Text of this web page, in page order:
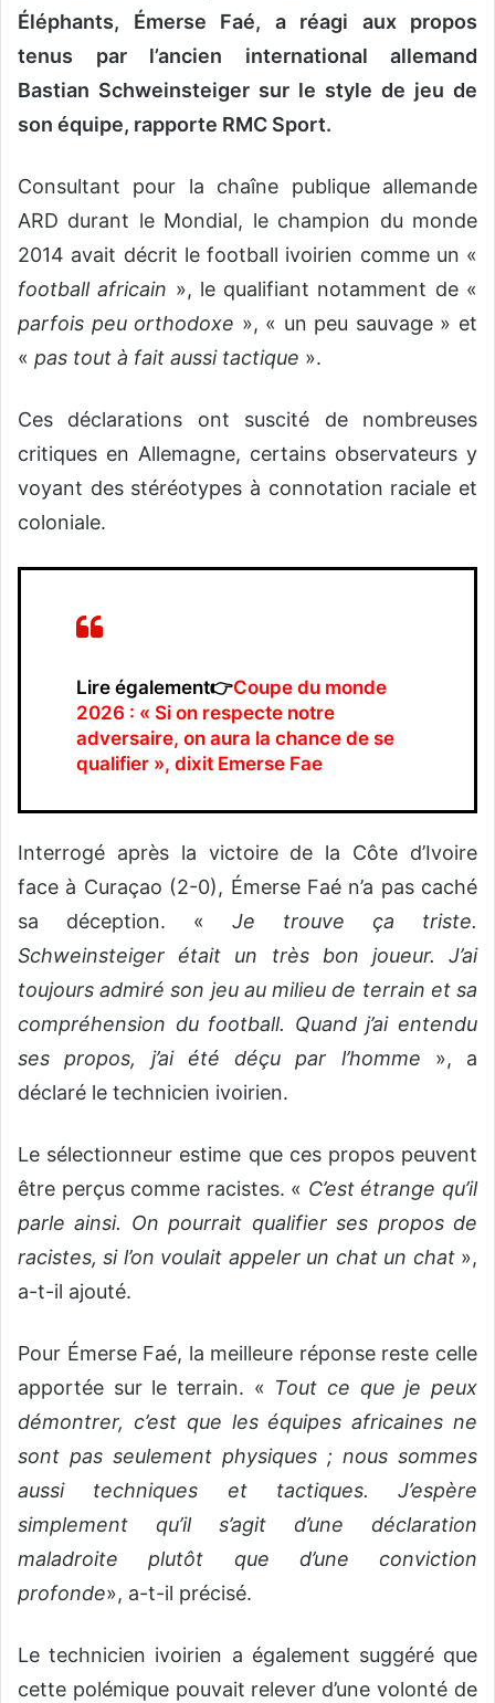
Éléphants, Émerse Faé, a réagi aux propos
tenus par l’ancien international allemand
Bastian Schweinsteiger sur le style de jeu de
son équipe, rapporte RMC Sport.
Consultant pour la chaîne publique allemande
ARD durant le Mondial, le champion du monde
2014 avait décrit le football ivoirien comme un «
football africain », le qualifiant notamment de «
parfois peu orthodoxe », « un peu sauvage » et
« pas tout à fait aussi tactique ».
Ces déclarations ont suscité de nombreuses
critiques en Allemagne, certains observateurs y
voyant des stéréotypes à connotation raciale et
coloniale.
Lire également👉Coupe du monde
2026 : « Si on respecte notre
adversaire, on aura la chance de se
qualifier », dixit Emerse Fae
Interrogé après la victoire de la Côte d’Ivoire
face à Curaçao (2-0), Émerse Faé n’a pas caché
sa déception. « Je trouve ça triste.
Schweinsteiger était un très bon joueur. J’ai
toujours admiré son jeu au milieu de terrain et sa
compréhension du football. Quand j’ai entendu
ses propos, j’ai été déçu par l’homme », a
déclaré le technicien ivoirien.
Le sélectionneur estime que ces propos peuvent
être perçus comme racistes. « C’est étrange qu’il
parle ainsi. On pourrait qualifier ses propos de
racistes, si l’on voulait appeler un chat un chat »,
a-t-il ajouté.
Pour Émerse Faé, la meilleure réponse reste celle
apportée sur le terrain. « Tout ce que je peux
démontrer, c’est que les équipes africaines ne
sont pas seulement physiques ; nous sommes
aussi techniques et tactiques. J’espère
simplement qu’il s’agit d’une déclaration
maladroite plutôt que d’une conviction
profonde», a-t-il précisé.
Le technicien ivoirien a également suggéré que
cette polémique pouvait relever d’une volonté de